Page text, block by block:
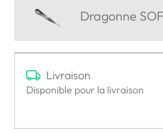
Dragonne
Livraison
Disponible pour la livraison